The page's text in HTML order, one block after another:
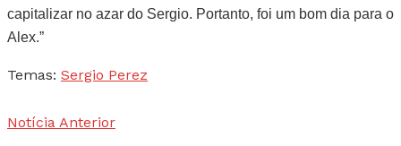
capitalizar no azar do Sergio. Portanto, foi um bom dia para o
Alex.”
Temas: Sergio Perez
Notícia Anterior